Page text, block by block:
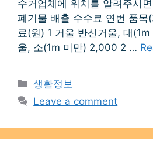
수거업체에 위치를 알려주시
폐기물 배출 수수료 연번 품목
료(원) 1 거울 반신거울, 대
울, 소(1m 미만) 2,000 2 …
Categories
생활정보
Leave a comment